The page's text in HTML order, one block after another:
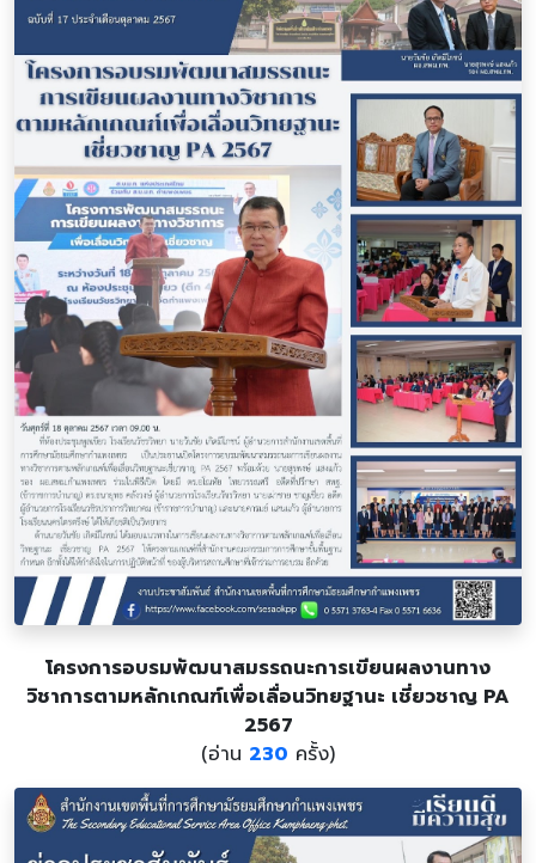
โครงการอบรมพัฒนาสมรรถนะการเขียนผลงานทาง
วิชาการตามหลักเกณฑ์เพื่อเลื่อนวิทยฐานะ เชี่ยวชาญ PA
2567
(อ่าน 230 ครั้ง)